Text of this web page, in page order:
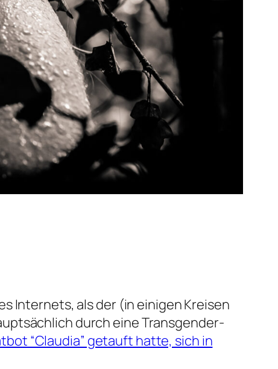
Internets, als der (in einigen Kreisen
durch eine Transgender-
“Claudia” getauft hatte, sich in